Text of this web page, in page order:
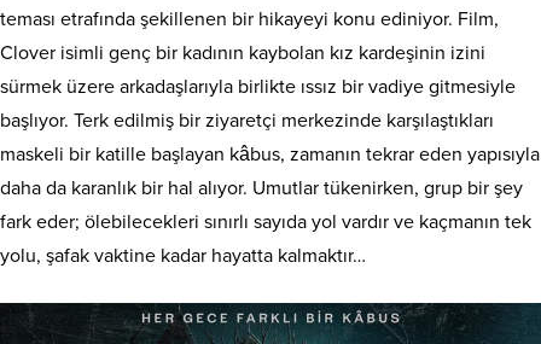
teması etrafında şekillenen bir hikayeyi konu ediniyor. Film,
Clover isimli genç bir kadının kaybolan kız kardeşinin izini
sürmek üzere arkadaşlarıyla birlikte ıssız bir vadiye gitmesiyle
başlıyor. Terk edilmiş bir ziyaretçi merkezinde karşılaştıkları
maskeli bir katille başlayan kâbus, zamanın tekrar eden yapısıyla
daha da karanlık bir hal alıyor. Umutlar tükenirken, grup bir şey
fark eder; ölebilecekleri sınırlı sayıda yol vardır ve kaçmanın tek
yolu, şafak vaktine kadar hayatta kalmaktır…